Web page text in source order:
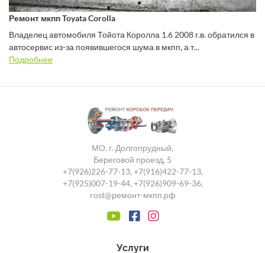
Ремонт мкпп Toyata Corolla
Владелец автомобиля Тойота Королла 1.6 2008 г.в. обратился в
автосервис из-за появившегося шума в мкпп, а т...
Подробнее
МО. г. Долгопрудный,
Береговой проезд, 5
+7(926)226-77-13, +7(916)422-77-13,
+7(925)007-19-44, +7(926)909-69-36,
rost@ремонт-мкпп.рф
Услуги